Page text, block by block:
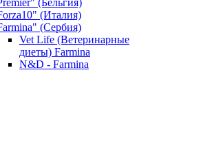
(Бельгия)
(Италия)
(Сербия)
Vet Life (Ветеринарные
диеты) Farmina
N&D - Farmina